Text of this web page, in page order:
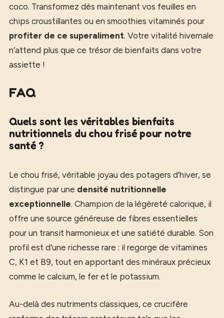
coco. Transformez dès maintenant vos feuilles en
chips croustillantes ou en smoothies vitaminés pour
profiter de ce superaliment. Votre vitalité hivernale
n’attend plus que ce trésor de bienfaits dans votre
assiette !
FAQ
Quels sont les véritables bienfaits
nutritionnels du chou frisé pour notre
santé ?
Le chou frisé, véritable joyau des potagers d’hiver, se
distingue par une densité nutritionnelle
exceptionnelle. Champion de la légèreté calorique, il
offre une source généreuse de fibres essentielles
pour un transit harmonieux et une satiété durable. Son
profil est d’une richesse rare : il regorge de vitamines
C, K1 et B9, tout en apportant des minéraux précieux
comme le calcium, le fer et le potassium.
Au-delà des nutriments classiques, ce crucifère